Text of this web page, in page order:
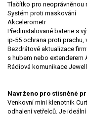
Tlačítko pro neoprávněnou
Systém proti maskování
Akcelerometr
Předinstalované baterie s
ip-55 ochrana proti prachu,
Bezdrátové aktualizace
s hubem nebo extenderem
Rádiová komunikace
Navrženo pro stísněné
Venkovní mini klenotník
odhalení vetřelců. Je